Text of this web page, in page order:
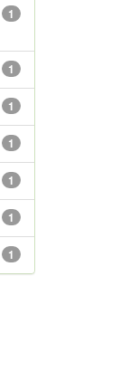
1
1
1
1
1
1
1